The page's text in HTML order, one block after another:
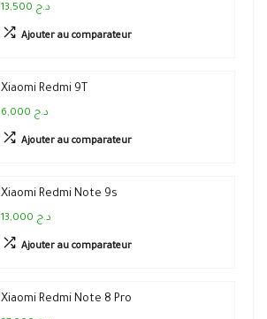
13,500 د.ج
Ajouter au comparateur
Xiaomi Redmi 9T
6,000 د.ج
Ajouter au comparateur
Xiaomi Redmi Note 9s
13,000 د.ج
Ajouter au comparateur
Xiaomi Redmi Note 8 Pro